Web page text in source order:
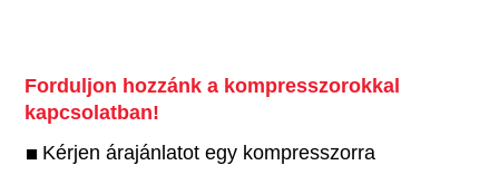
Forduljon hozzánk a kompresszorokkal
kapcsolatban!
Kérjen árajánlatot egy kompresszorra